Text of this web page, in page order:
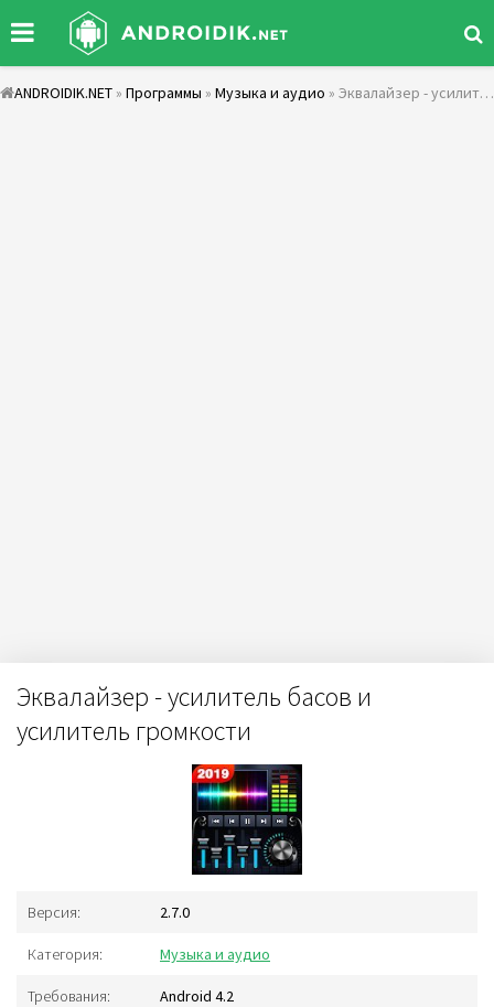
ANDROIDIK.NET » Программы » Музыка и аудио » Эквалайзер - усилитель басов и усилитель громкости
Эквалайзер - усилитель басов и
усилитель громкости
Версия: 2.7.0
Категория: Музыка и аудио
Требования: Android 4.2